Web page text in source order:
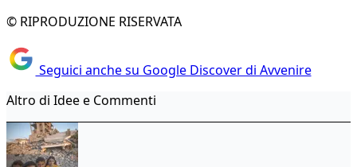
© RIPRODUZIONE RISERVATA
Seguici anche su Google Discover di Avvenire
Altro di Idee e Commenti